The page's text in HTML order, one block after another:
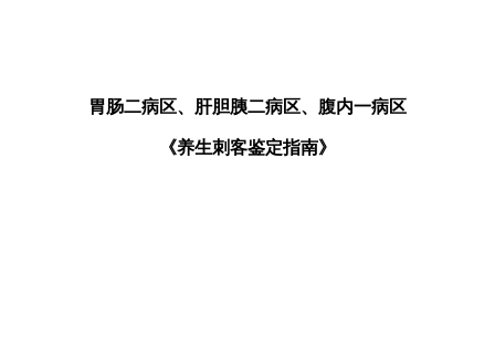
胃肠二病区、肝胆胰二病区、腹内一病区
《养生刺客鉴定指南》